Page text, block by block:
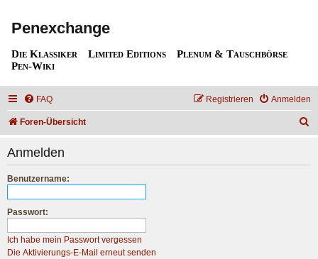
Penexchange
Die Klassiker Limited Editions
Plenum & Tauschbörse
Pen-Wiki
FAQ Anmelden
Registrieren
Foren-Übersicht
Anmelden
Benutzername:
Passwort:
Ich habe mein Passwort vergessen
Die Aktivierungs-E-Mail erneut senden